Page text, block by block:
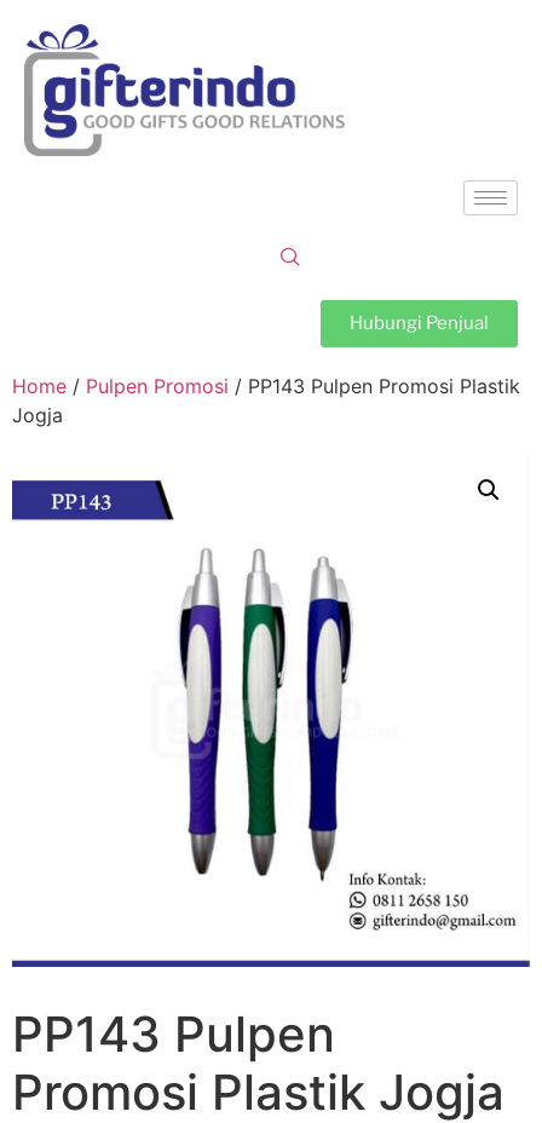
Hubungi Penjual
Home / Pulpen Promosi / PP143 Pulpen Promosi Plastik
Jogja
PP143 Pulpen
Promosi Plastik Jogja